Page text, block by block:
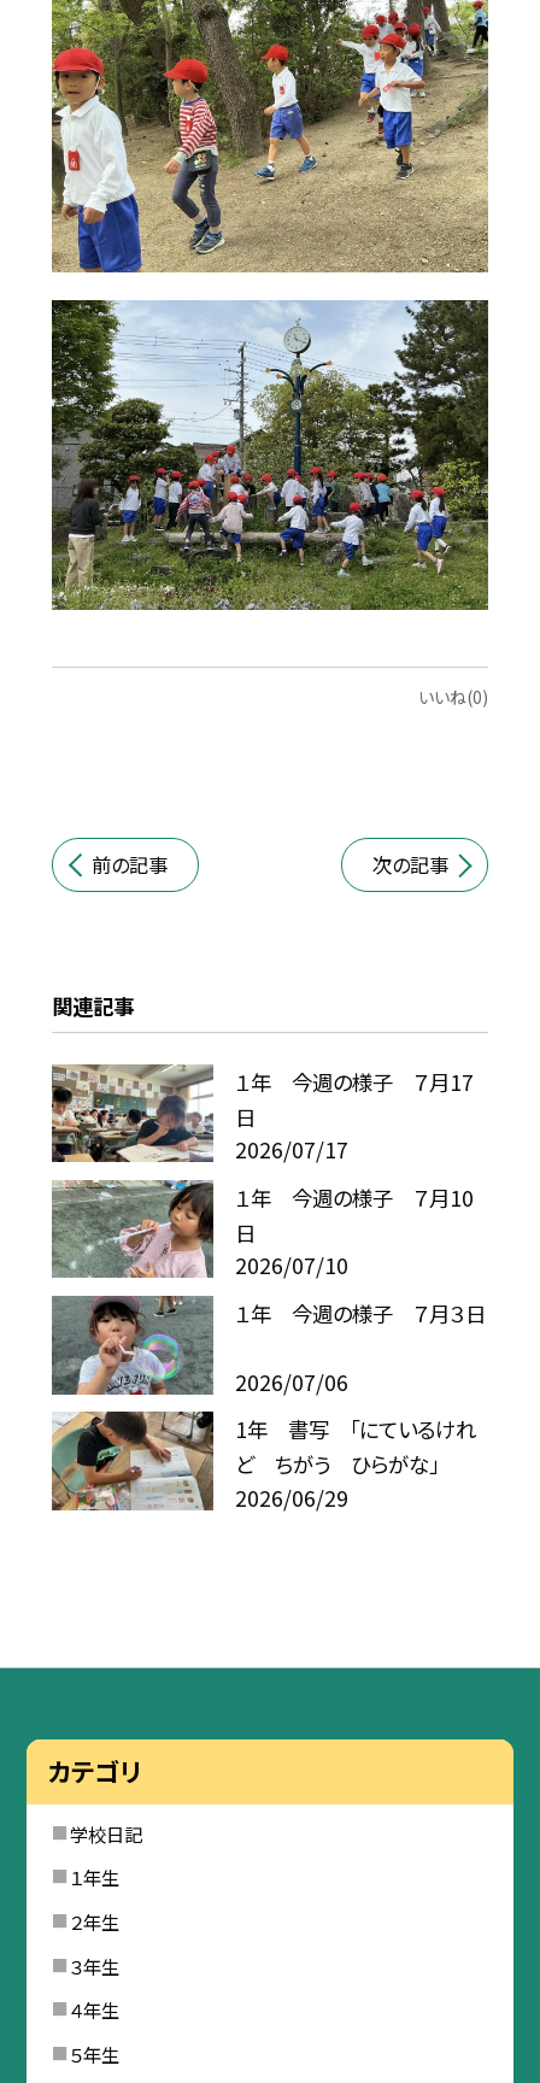
いいね(0)
前の記事 次の記事
関連記事
１年 今週の様子 ７月17
日
2026/07/17
１年 今週の様子 ７月10
日
2026/07/10
１年 今週の様子 ７月３日
2026/07/06
1年 書写 「にているけれ
ど ちがう ひらがな」
2026/06/29
カテゴリ
学校日記
１年生
２年生
３年生
４年生
５年生